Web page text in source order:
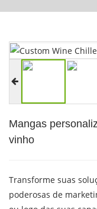
Mangas
vinho
Transforme suas
poderosas de